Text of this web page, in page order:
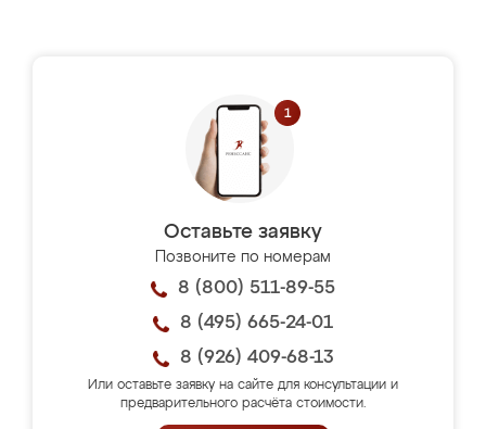
Оставьте заявку
Позвоните по номерам
8 (800) 511-89-55
8 (495) 665-24-01
8 (926) 409-68-13
Или оставьте заявку на сайте для консультации и
предварительного расчёта стоимости.